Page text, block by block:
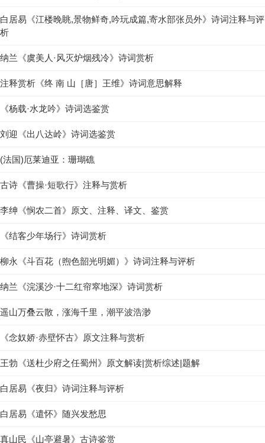
白居易《江楼晚眺,景物鲜奇,吟玩成篇,寄水部张员外》诗词注释与评
析
纳兰《虞美人·风灭炉烟残冷》诗词赏析
注释赏析《终 南 山［唐］王维》诗词意思解释
《杨载·水龙吟》诗词选鉴赏
刘迎《出八达岭》诗词选鉴赏
(法国)厄莱迪亚：珊瑚礁
古诗《曹操·短歌行》注释与赏析
李绅《悯农二首》原文、注释、译文、鉴赏
《结客少年场行》诗词赏析
柳永《斗百花（煦色韶光明媚）》诗词注释与评析
纳兰《浣溪沙·十二红帘窣地深》诗词赏析
遥山万叠云散，涨海千里，潮平波浩渺
《念奴娇·赤壁怀古》原文注释与赏析
王勃《送杜少府之任蜀州》原文解读|赏析综述|题解
白居易《夜归》诗词注释与评析
白居易《遣怀》随兴发愁思
真山民《山亭避暑》古诗鉴赏